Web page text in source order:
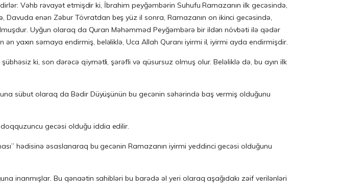
Vəhb rəvayət etmişdir ki, İbrahim peyğəmbərin Suhufu Ramazanın ilk gecəsində,
Davuda enən Zəbur Tövratdan beş yüz il sonra, Ramazanın on ikinci gecəsində,
Uyğun olaraq da Quran Məhəmməd Peyğəmbərə bir ildən növbəti ilə qədər
yaxın səmaya endirmiş, beləliklə, Uca Allah Quranı iyirmi il, iyirmi ayda endirmişdir.
ki, son dərəcə qiymətli, şərəfli və qüsursuz olmuş olur. Beləliklə də, bu ayın ilk
sübut olaraq da Bədir Düyüşünün bu gecənin səhərində baş vermiş olduğunu
gecəsi olduğu iddia edilir.
hədisinə əsaslanaraq bu gecənin Ramazanın iyirmi yeddinci gecəsi olduğunu
inanmışlar. Bu qənaətin sahibləri bu barədə əl yeri olaraq aşağıdakı zəif verilənləri